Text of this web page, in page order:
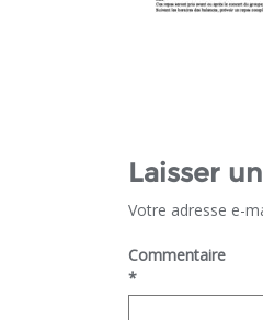
Laisser
Votre adresse e-
Commentaire
*